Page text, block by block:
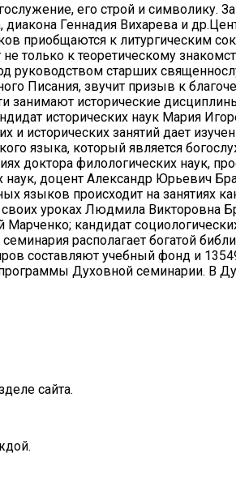
его строй и символику.
Геннадия Вихарева и
приобщаются к литургическим
только к теоретическому
руководством старших
Писания, звучит призыв к
занимают исторические
исторических наук Мария
исторических занятий дает
языка, который является
доктора филологических наук,
доцент Александр Юрьевич
языков происходит на занятиях
уроках Людмила Викторовна
кандидат
располагает богатой
составляют учебный фонд и
Духовной семинарии. В
сайта.